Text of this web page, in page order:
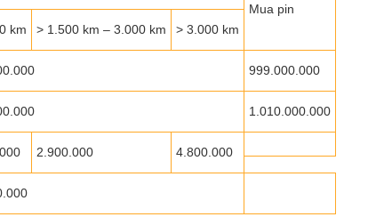
Mua pin
km
> 1.500 km – 3.000 km > 3.000 km
999.000.000
1.010.000.000
2.900.000 4.800.000